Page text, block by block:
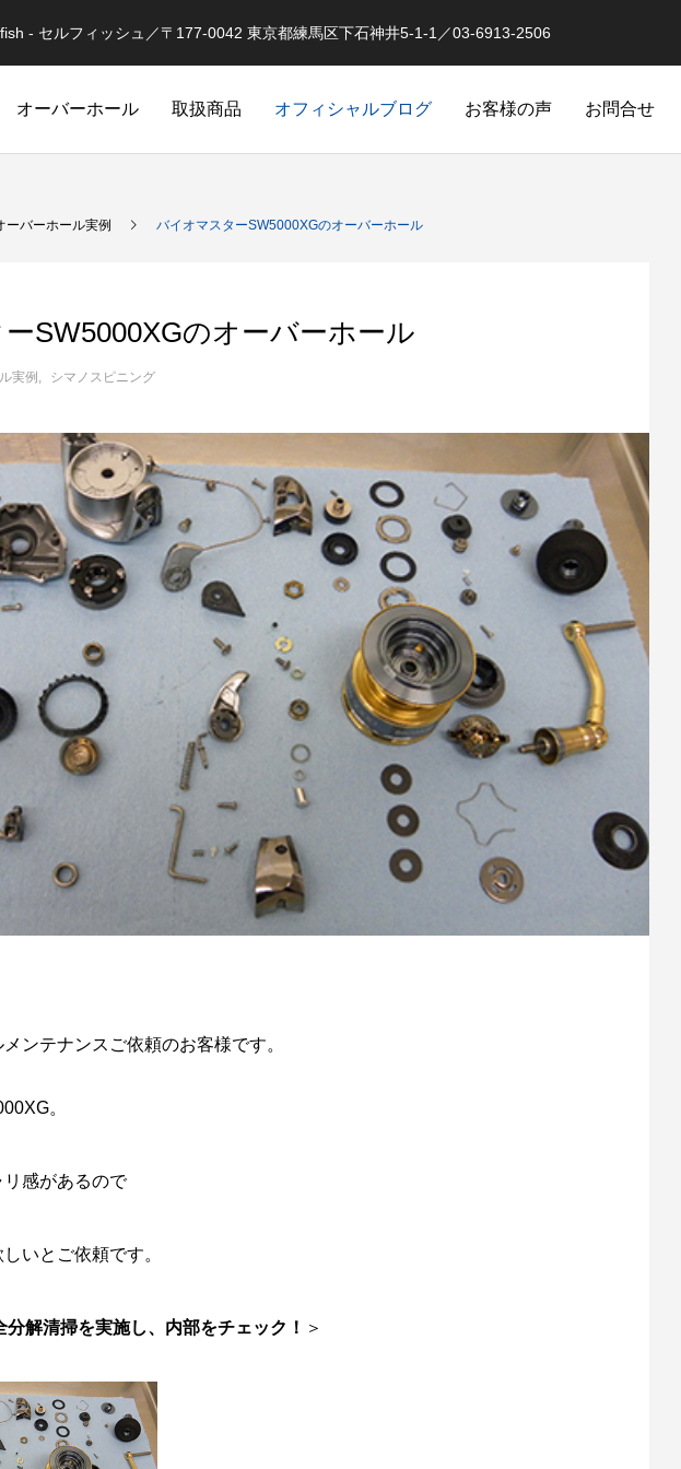
- セルフィッシュ／〒177-0042 東京都練馬区下石神井5-1-1／03-6913-2506
オーバーホール 取扱商品 オフィシャルブログ お客様の声 お問合せ
セルフメンテナンス用品
メンテナンス用品（Selffishオリジナル） カスタ
シマノ スピニングリールのローラークラ
ッチ
2024.05.09
クラッチ返りによるダメージ
2023.10.26
点検
ダイワ スパルタンIC150Hのオーバーホ
2024.10.31
シマノ 20メタニウムXGのベアリ
ューン
2024.10.24
第56回霞ヶ浦クリーン大作戦（
ーバーホール実例 バイオマスターSW5000XGのオーバーホール
SW5000XGのオーバーホール
実例 シマノスピニング
ンテナンスご依頼のお客様です。
。
感があるので
いとご依頼です。
分解清掃を実施し、内部をチェック！ ＞